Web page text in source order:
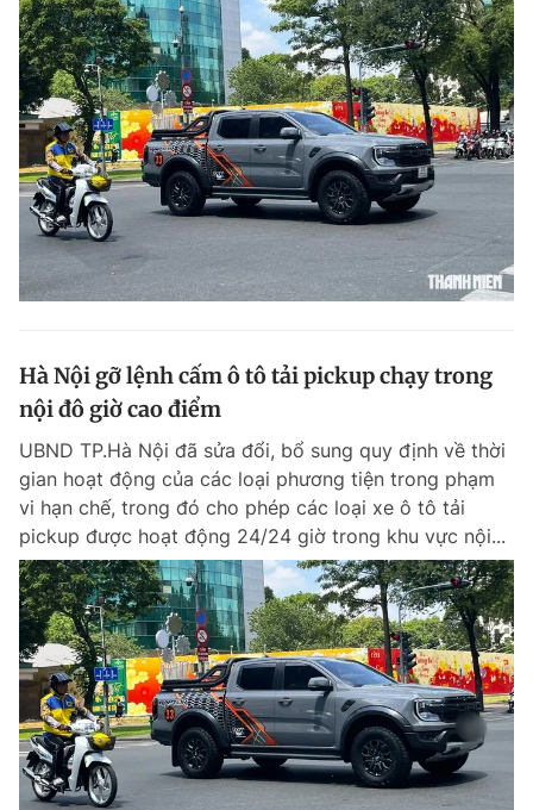
Theo dõi báo trên
Hotline
0906 645 777
Liên hệ quảng cáo
0908 780 404
Đặt báo Quảng cáo RSS Tòa soạn Chính sách bảo
Tổng biên tập: Nguyễn Ngọc Toàn
Tổng thư ký tòa soạn: Đức Trung
Giấy phép xuất bản số 110/GP - BTTTT cấp ngày 24.3.2020
© 2003-2026 Bản quyền thuộc về Báo Thanh Niên. Cấm sao chép
dưới mọi hình thức nếu không có sự chấp thuận bằng văn bản.
Phát triển bởi ePi Technologies, JSC.
Hà Nội gỡ lệnh cấm ô tô tải pickup chạy trong
nội đô giờ cao điểm
UBND TP.Hà Nội đã sửa đổi, bổ sung quy định về thời
gian hoạt động của các loại phương tiện trong phạm
vi hạn chế, trong đó cho phép các loại xe ô tô tải
pickup được hoạt động 24/24 giờ trong khu vực nội...